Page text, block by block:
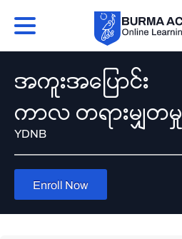
အကူးအပြောင်း
ကာလ တရားမျှတမှု
YDNB
Enroll Now